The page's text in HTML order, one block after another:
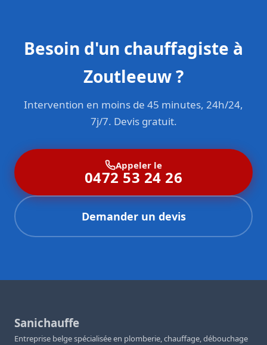
Besoin d'un chauffagiste à
Zoutleeuw ?
Intervention en moins de 45 minutes, 24h/24,
7j/7. Devis gratuit.
Appeler le
0472 53 24 26
Demander un devis
Sanichauffe
Entreprise belge spécialisée en plomberie, chauffage, débouchage